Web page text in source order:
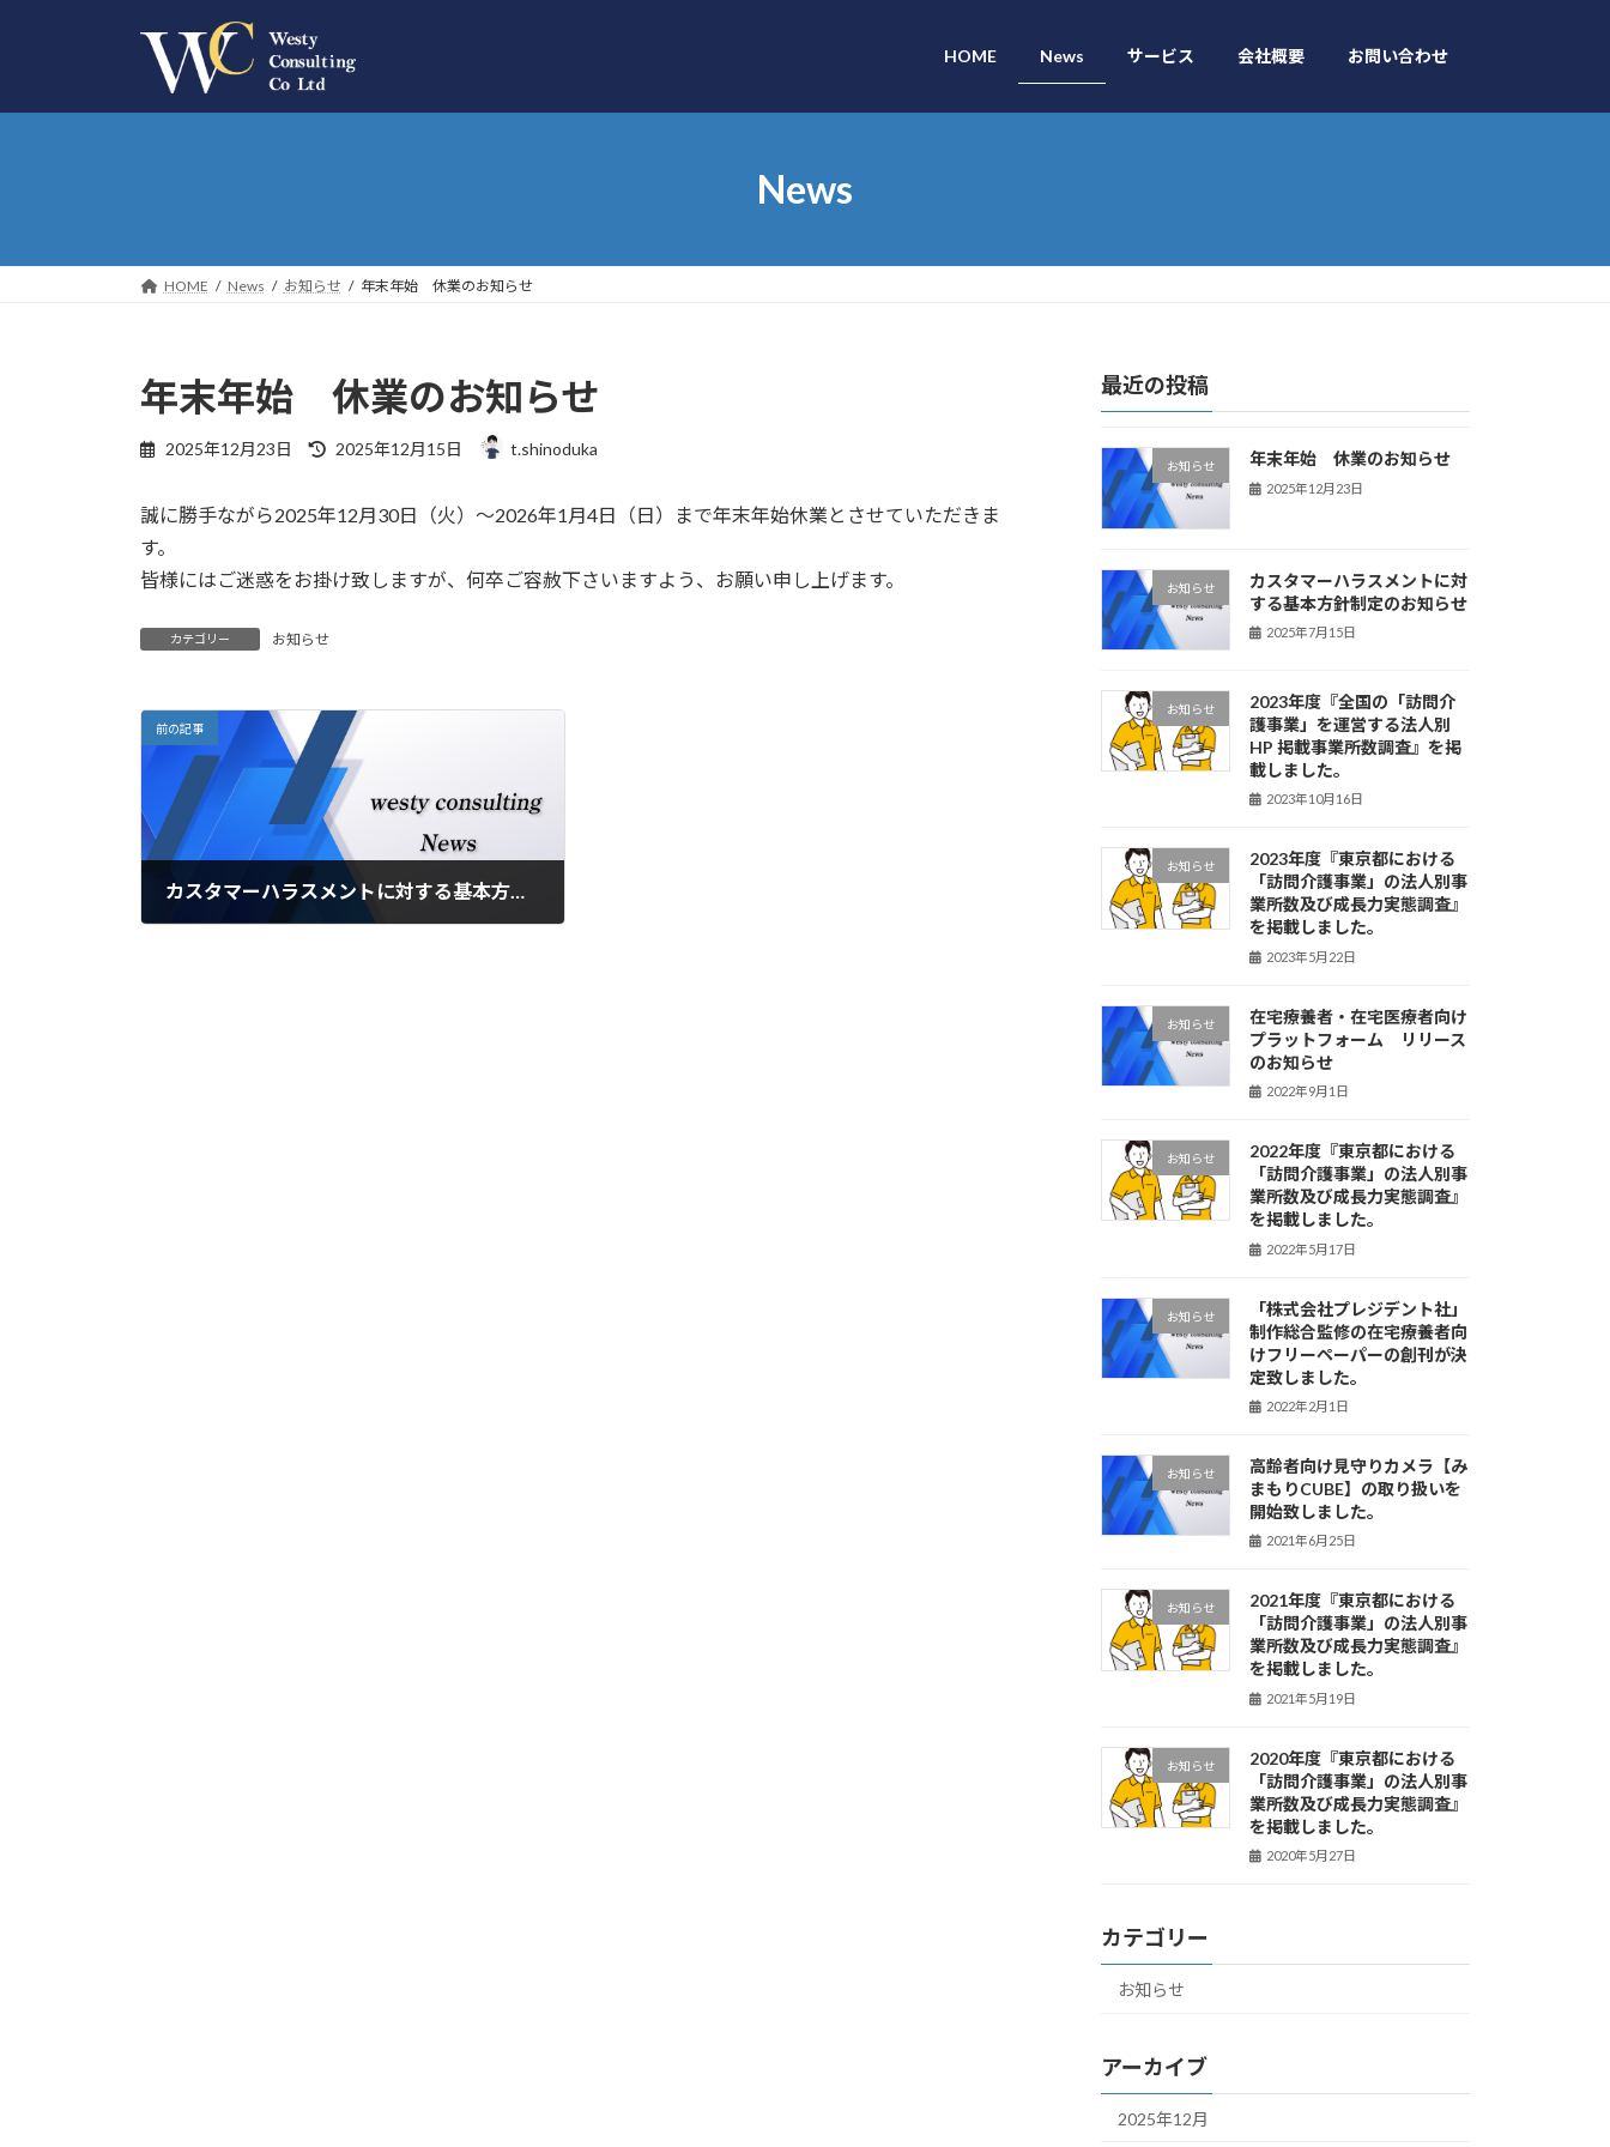
プ
動
HOME News サービス 会社概要 お問い合わせ
News
HOME News お知らせ 年末年始 休業のお知らせ
年末年始 休業のお知らせ
2025年12月23日
最
新
:
2025年12月15日 t.shinoduka
誠に勝手ながら2025年12月30日（火）～2026年1月4日（日）まで年末年始休業とさせていただきま
す。
皆様にはご迷惑をお掛け致しますが、何卒ご容赦下さいますよう、お願い申し上げます。
カテゴリー お知らせ
前の記事
カスタマーハラスメントに対する基本方針制定のお知らせ
最近の投稿
お知らせ 年末年始 休業のお知らせ
2025年12月23日
お知らせ
カスタマーハラスメントに対
する基本方針制定のお知らせ
2025年7月15日
お知らせ
2023年度『全国の「訪問介
護事業」を運営する法人別
HP 掲載事業所数調査』を掲
載しました。
2023年10月16日
お知らせ
2023年度『東京都における
「訪問介護事業」の法人別事
業所数及び成長力実態調査』
を掲載しました。
2023年5月22日
お知らせ
在宅療養者・在宅医療者向け
プラットフォーム リリース
のお知らせ
2022年9月1日
お知らせ
2022年度『東京都における
「訪問介護事業」の法人別事
業所数及び成長力実態調査』
を掲載しました。
2022年5月17日
お知らせ
「株式会社プレジデント社」
制作総合監修の在宅療養者向
けフリーペーパーの創刊が決
定致しました。
2022年2月1日
お知らせ
高齢者向け見守りカメラ【み
まもりCUBE】の取り扱いを
開始致しました。
2021年6月25日
お知らせ
2021年度『東京都における
「訪問介護事業」の法人別事
業所数及び成長力実態調査』
を掲載しました。
2021年5月19日
お知らせ
2020年度『東京都における
「訪問介護事業」の法人別事
業所数及び成長力実態調査』
を掲載しました。
2020年5月27日
カテゴリー
お知らせ
アーカイブ
2025年12月